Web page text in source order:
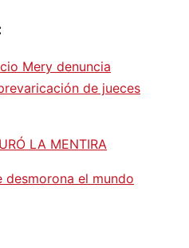
Mery denuncia
de jueces
LA MENTIRA
desmorona el mundo